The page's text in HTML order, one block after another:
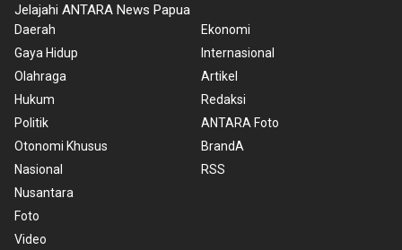
Jelajahi ANTARA News Papua
Daerah
Gaya Hidup
Olahraga
Hukum
Politik
Otonomi Khusus
Nasional
Nusantara
Foto
Video
Ekonomi
Internasional
Artikel
Redaksi
ANTARA Foto
BrandA
RSS